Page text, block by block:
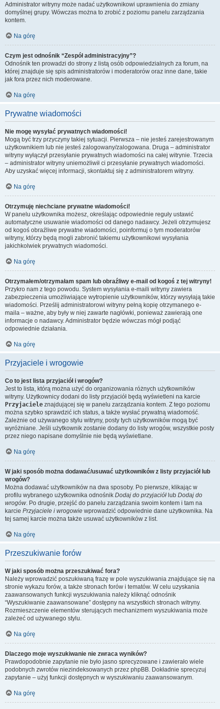
Administrator witryny może nadać użytkownikowi uprawnienia do zmiany
domyślnej grupy. Wówczas można to zrobić z poziomu panelu zarządzania
kontem.
Na górę
Czym jest odnośnik “Zespół administracyjny”?
Odnośnik ten prowadzi do strony z listą osób odpowiedzialnych za forum, na
której znajduje się spis administratorów i moderatorów oraz inne dane, takie
jak fora przez nich moderowane.
Na górę
Prywatne wiadomości
Nie mogę wysyłać prywatnych wiadomości!
Mogą być trzy przyczyny takiej sytuacji. Pierwsza – nie jesteś zarejestrowanym
użytkownikiem lub nie jesteś zalogowany/zalogowana. Druga – administrator
witryny wyłączył przesyłanie prywatnych wiadomości na całej witrynie. Trzecia
– administrator witryny uniemożliwił ci przesyłanie prywatnych wiadomości.
Aby uzyskać więcej informacji, skontaktuj się z administratorem witryny.
Na górę
Otrzymuję niechciane prywatne wiadomości!
W panelu użytkownika możesz, określając odpowiednie reguły ustawić
automatyczne usuwanie wiadomości od danego nadawcy. Jeżeli otrzymujesz
od kogoś obraźliwe prywatne wiadomości, poinformuj o tym moderatorów
witryny, którzy będą mogli zabronić takiemu użytkownikowi wysyłania
jakichkolwiek prywatnych wiadomości.
Na górę
Otrzymałem/otrzymałam spam lub obraźliwy e-mail od kogoś z tej witryny!
Przykro nam z tego powodu. System wysyłania e-maili witryny zawiera
zabezpieczenia umożliwiające wytropienie użytkowników, którzy wysyłają takie
wiadomości. Prześlij administratorowi witryny pełną kopię otrzymanego e-
maila – ważne, aby były w niej zawarte nagłówki, ponieważ zawierają one
informacje o nadawcy. Administrator będzie wówczas mógł podjąć
odpowiednie działania.
Na górę
Przyjaciele i wrogowie
Co to jest lista przyjaciół i wrogów?
Jest to lista, którą można użyć do organizowania różnych użytkowników
witryny. Użytkownicy dodani do listy przyjaciół będą wyświetleni na karcie
Przyjaciele znajdującej się w panelu zarządzania kontem. Z tego poziomu
można szybko sprawdzić ich status, a także wysłać prywatną wiadomość.
Zależnie od używanego stylu witryny, posty tych użytkowników mogą być
wyróżniane. Jeśli użytkownik zostanie dodany do listy wrogów, wszystkie posty
przez niego napisane domyślnie nie będą wyświetlane.
Na górę
W jaki sposób można dodawać/usuwać użytkowników z listy przyjaciół lub
wrogów?
Można dodawać użytkowników na dwa sposoby. Po pierwsze, klikając w
profilu wybranego użytkownika odnośnik Dodaj do przyjaciół lub Dodaj do
wrogów. Po drugie, przejść do panelu zarządzania swoim kontem i tam na
karcie Przyjaciele i wrogowie wprowadzić odpowiednie dane użytkownika. Na
tej samej karcie można także usuwać użytkowników z list.
Na górę
Przeszukiwanie forów
W jaki sposób można przeszukiwać fora?
Należy wprowadzić poszukiwaną frazę w pole wyszukiwania znajdujące się na
stronie wykazu forów, a także stronach forów i tematów. W celu uzyskania
zaawansowanych funkcji wyszukiwania należy kliknąć odnośnik
“Wyszukiwanie zaawansowane” dostępny na wszystkich stronach witryny.
Rozmieszczenie elementów sterujących mechanizmem wyszukiwania może
zależeć od używanego stylu.
Na górę
Dlaczego moje wyszukiwanie nie zwraca wyników?
Prawdopodobnie zapytanie nie było jasno sprecyzowane i zawierało wiele
podobnych zwrotów niezindeksowanych przez phpBB. Dokładnie sprecyzuj
zapytanie – użyj funkcji dostępnych w wyszukiwaniu zaawansowanym.
Na górę